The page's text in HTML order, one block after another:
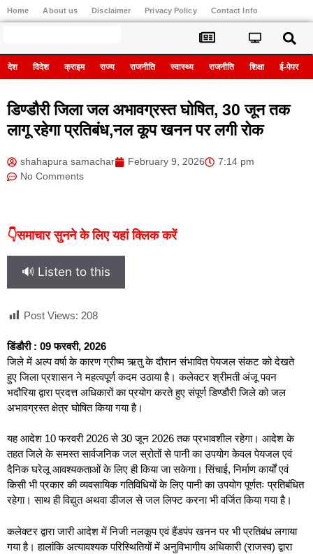
Home About us Disclaimer Privacy Policy Contact Info
देश विदेश क्राइम राज्य राजनीति स्वास्थ्य राजनीति शिक्षा ई-पेपर
डिण्डौरी जिला जल अभावग्रस्त घोषित, 30 जून तक
लागू रहेगा प्रतिबंध,नल कूप खनन पर लगी रोक
shahapura samachar February 9, 2026
7:14 pm
No Comments
👇समाचार सुनने के लिए यहां क्लिक करें
🔊 Listen to this
Post Views: 208
डिंडौरी : 09 फरवरी, 2026
जिले में अल्प वर्षा के कारण ग्रीष्म ऋतु के दौरान संभावित पेयजल संकट को देखते
हुए जिला प्रशासन ने महत्वपूर्ण कदम उठाया है। कलेक्टर श्रीमती अंजू पवन
भदौरिया द्वारा प्रदत्त अधिकारों का प्रयोग करते हुए संपूर्ण डिण्डौरी जिले को जल
अभावग्रस्त क्षेत्र घोषित किया गया है।
यह आदेश 10 फरवरी 2026 से 30 जून 2026 तक प्रभावशील रहेगा। आदेश के
तहत जिले के समस्त सार्वजनिक जल स्रोतों से पानी का उपयोग केवल पेयजल एवं
दैनिक घरेलू आवश्यकताओं के लिए ही किया जा सकेगा। सिंचाई, निर्माण कार्यों एवं
किसी भी प्रकार की व्यवसायिक गतिविधियों के लिए पानी का उपयोग पूर्णतः प्रतिबंधित
रहेगा। साथ ही विद्युत अथवा डीजल से जल लिफ्ट करना भी वर्जित किया गया है।
कलेक्टर द्वारा जारी आदेश में निजी नलकूप एवं हैंडपंप खनन पर भी प्रतिबंध लगाया
गया है। हालांकि अत्यावश्यक परिस्थितियों में अनुविभागीय अधिकारी (राजस्व) द्वारा